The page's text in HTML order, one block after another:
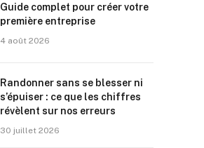
Guide complet pour créer votre
première entreprise
4 août 2026
Randonner sans se blesser ni
s’épuiser : ce que les chiffres
révèlent sur nos erreurs
30 juillet 2026